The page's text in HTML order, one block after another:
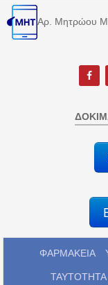
Αρ. Μητρώου
ΦΑΡΜΑΚΕΙΑ
ΤΑΥΤΟΤΗΤΑ